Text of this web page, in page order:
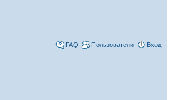
FAQ Пользователи Вход